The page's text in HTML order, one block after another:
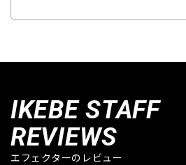
IKEBE STAFF
REVIEWS
エフェクターのレビュー